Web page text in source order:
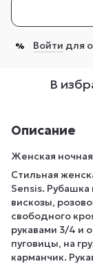
% Войти для
В
Описание
Женская
Стильная
Sensis. Рубашка
вискозы,
свободного
рукавами 3/4 и
пуговицы, на
карманчик.